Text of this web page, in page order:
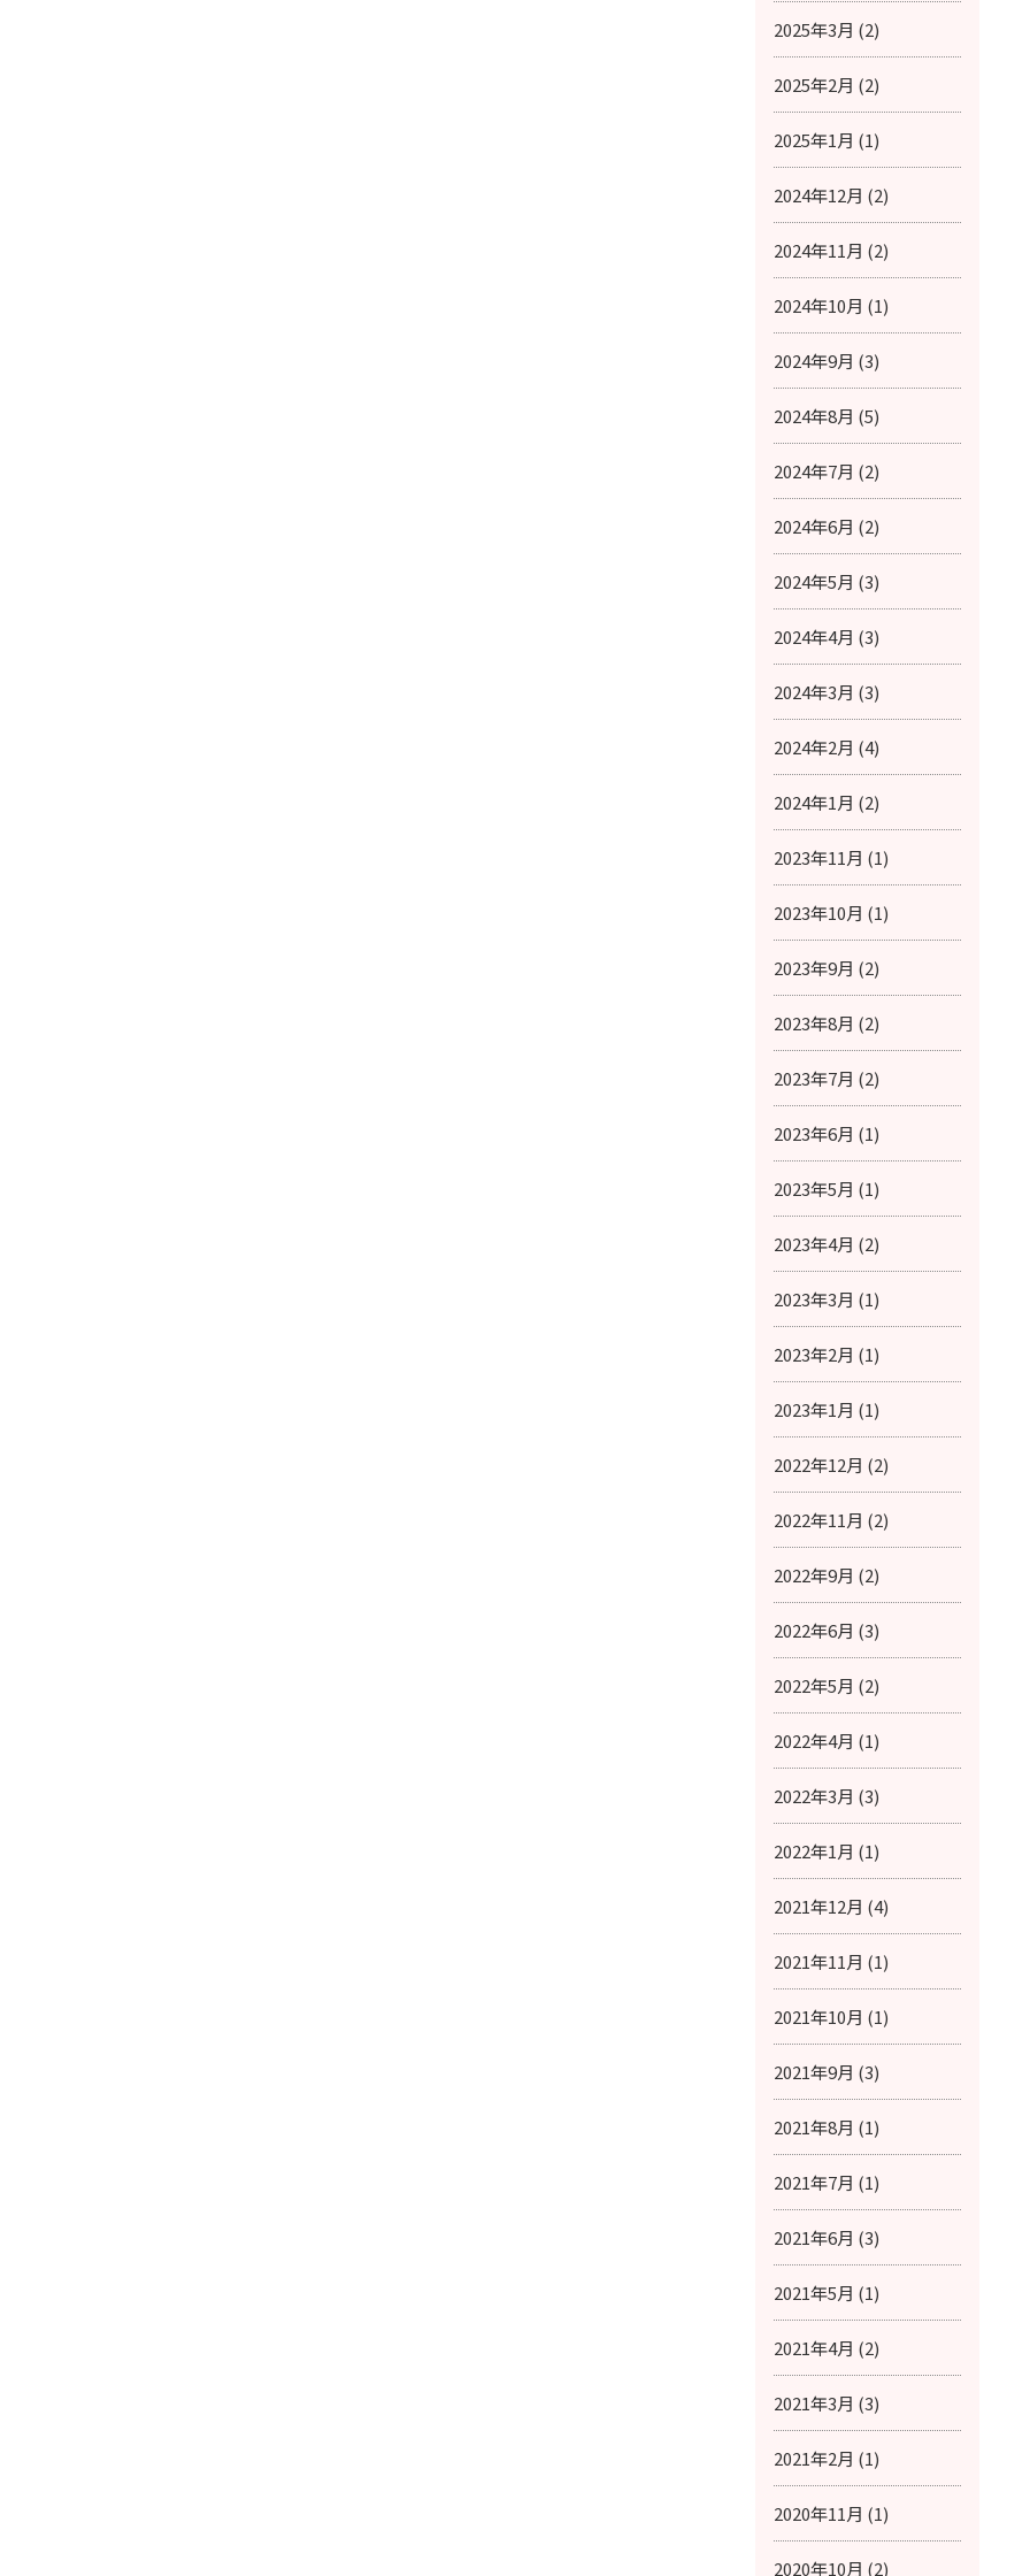
2025年3月 (2)
2025年2月 (2)
2025年1月 (1)
2024年12月 (2)
2024年11月 (2)
2024年10月 (1)
2024年9月 (3)
2024年8月 (5)
2024年7月 (2)
2024年6月 (2)
2024年5月 (3)
2024年4月 (3)
2024年3月 (3)
2024年2月 (4)
2024年1月 (2)
2023年11月 (1)
2023年10月 (1)
2023年9月 (2)
2023年8月 (2)
2023年7月 (2)
2023年6月 (1)
2023年5月 (1)
2023年4月 (2)
2023年3月 (1)
2023年2月 (1)
2023年1月 (1)
2022年12月 (2)
2022年11月 (2)
2022年9月 (2)
2022年6月 (3)
2022年5月 (2)
2022年4月 (1)
2022年3月 (3)
2022年1月 (1)
2021年12月 (4)
2021年11月 (1)
2021年10月 (1)
2021年9月 (3)
2021年8月 (1)
2021年7月 (1)
2021年6月 (3)
2021年5月 (1)
2021年4月 (2)
2021年3月 (3)
2021年2月 (1)
2020年11月 (1)
2020年10月 (2)